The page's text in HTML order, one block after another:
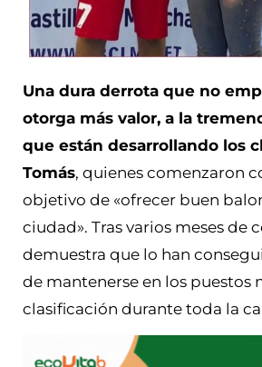
Una dura derrota que no
otorga más valor, a la
que están desarrollando los
Tomás, quienes comenzaron
objetivo de «ofrecer buen
ciudad». Tras varios meses de
demuestra que lo han
de mantenerse en los puestos
clasificación durante toda la